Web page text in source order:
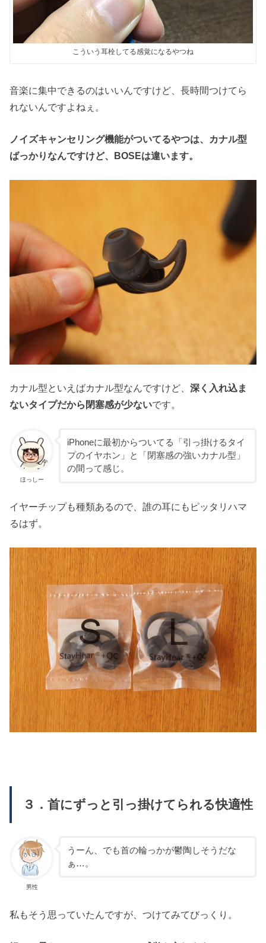
こういう耳栓してる感覚になるやつね
音楽に集中できるのはいいんですけど、長時間つけてら
れないんですよねぇ。
ノイズキャンセリング機能がついてるやつは、カナル型
ばっかりなんですけど、BOSEは違います。
カナル型といえばカナル型なんですけど、深く入れ込ま
ないタイプだから閉塞感が少ないです。
ほっしー
iPhoneに最初からついてる「引っ掛けるタイ
プのイヤホン」と「閉塞感の強いカナル型」
の間って感じ。
イヤーチップも種類あるので、誰の耳にもピッタリハマ
るはず。
３．首にずっと引っ掛けてられる快適性
男性
うーん、でも首の輪っかが鬱陶しそうだな
ぁ…。
私もそう思っていたんですが、つけてみてびっくり。